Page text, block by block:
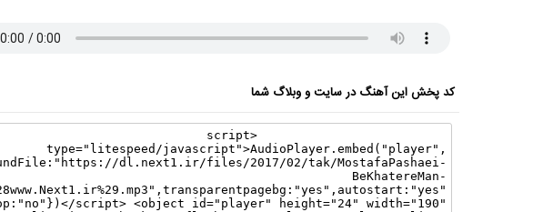
کد پخش این آهنگ در سایت و وبلاگ شما